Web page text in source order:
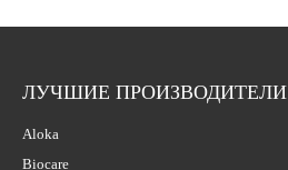
ЛУЧШИЕ ПРОИЗВОДИТЕЛИ
Aloka
Biocare